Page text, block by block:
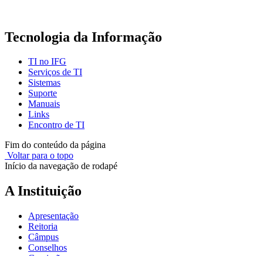
Tecnologia da Informação
TI no IFG
Serviços de TI
Sistemas
Suporte
Manuais
Links
Encontro de TI
Fim do conteúdo da página
Voltar para o topo
Início da navegação de rodapé
A Instituição
Apresentação
Reitoria
Câmpus
Conselhos